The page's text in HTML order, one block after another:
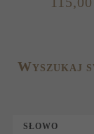
WYSZUKAJ
SŁOWO